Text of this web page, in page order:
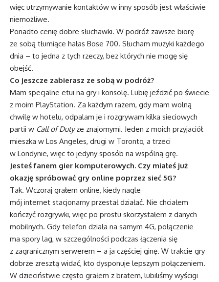
więc utrzymywanie kontaktów w inny sposób jest właściwie
niemożliwe.
Ponadto cenię dobre słuchawki. W podróż zawsze biorę
ze sobą tłumiące hałas Bose 700. Słucham muzyki każdego
dnia – to jedna z tych rzeczy, bez których nie mogę się
obejść.
Co jeszcze zabierasz ze sobą w podróż?
Mam specjalne etui na gry i konsolę. Lubię jeździć po świecie
z moim PlayStation. Za każdym razem, gdy mam wolną
chwilę w hotelu, odpalam je i rozgrywam kilka sieciowych
partii w Call of Dutyze znajomymi. Jeden z moich przyjaciół
mieszka w Los Angeles, drugi w Toronto, a trzeci
w Londynie, więc to jedyny sposób na wspólną grę.
Jesteś fanem gier komputerowych. Czy miałeś już
okazję spróbować gry online poprzez sieć 5G?
Tak. Wczoraj grałem online, kiedy nagle
mój internet stacjonarny przestał działać. Nie chciałem
kończyć rozgrywki, więc po prostu skorzystałem z danych
mobilnych. Gdy telefon działa na samym 4G, połączenie
ma spory lag, w szczególności podczas łączenia się
z zagranicznym serwerem – a ja częściej ginę. W trakcie gry
dobrze zresztą widać, kto dysponuje lepszym połączeniem.
W dzieciństwie często grałem z bratem, lubiliśmy wyścigi